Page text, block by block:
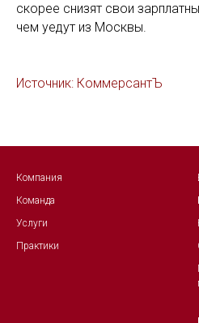
скорее снизят свои
чем уедут из Москвы.
Источник: КоммерсантЪ
Компания
Команда
Услуги
Практики